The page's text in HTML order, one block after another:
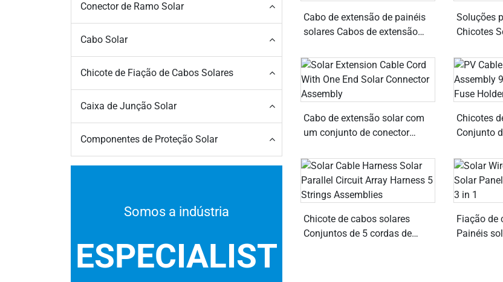
Cabo de extensão de painéis
solares Cabos de extensão
fotovoltaicos
Soluções
Chicotes
Cabo de extensão solar com
um conjunto de conector
Chicotes
Conjunto
Chicote de cabos solares
Conjuntos de 5 cordas de
Fiação de
Painéis
Conector de Ramo Solar
Cabo Solar
Chicote de Fiação de Cabos Solares
Caixa de Junção Solar
Componentes de Proteção Solar
Somos a indústria
ESPECIALIST